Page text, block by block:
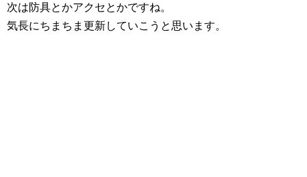
次は防具とかアクセとかですね。
気長にちまちま更新していこうと思います。